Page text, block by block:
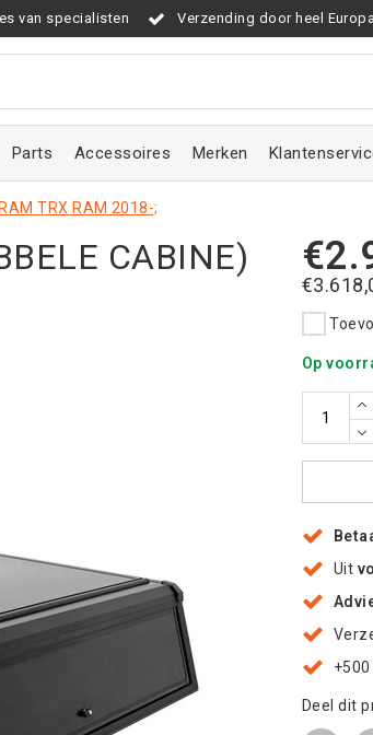
van specialisten Verzending door heel Europa
Parts Accessoires Merken
TRX RAM 2018-;
CABINE)
Op
Uit
+500
Deel dit